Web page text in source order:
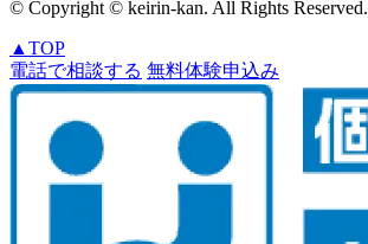
© Copyright © keirin-kan. All Rights Reserved.
▲ TOP
電話で相談する 無料体験申込み